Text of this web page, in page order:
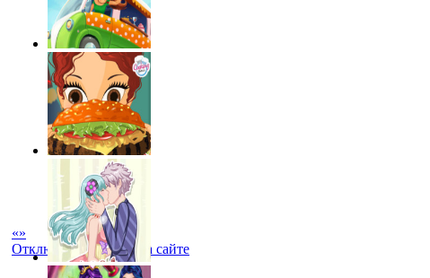
«»
Отключить рекламу на сайте